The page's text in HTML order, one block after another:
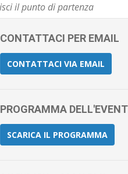
CONTATTACI PER EMAIL
CONTATTACI VIA EMAIL
PROGRAMMA
SCARICA IL PROGRAMMA